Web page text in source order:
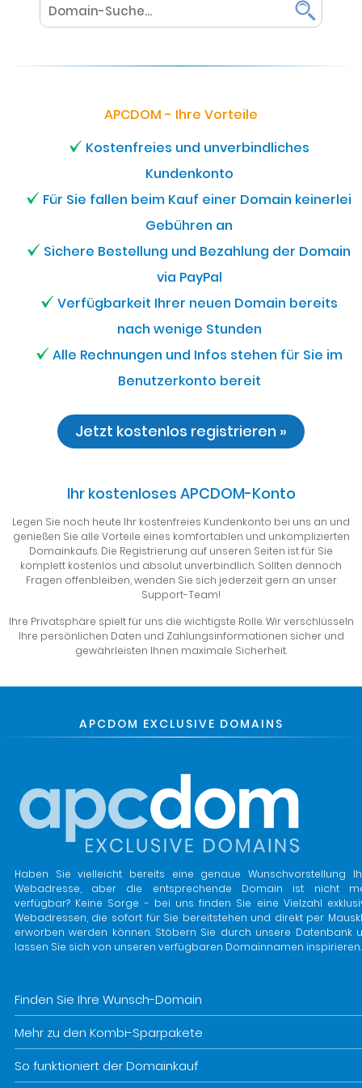
APCDOM - Ihre Vorteile
Kostenfreies und unverbindliches
Kundenkonto
Für Sie fallen beim Kauf einer Domain keinerlei
Gebühren an
Sichere Bestellung und Bezahlung der Domain
via PayPal
Verfügbarkeit Ihrer neuen Domain bereits
nach wenige Stunden
Alle Rechnungen und Infos stehen für Sie im
Benutzerkonto bereit
Jetzt kostenlos registrieren »
Ihr kostenloses APCDOM-Konto
Legen Sie noch heute Ihr kostenfreies Kundenkonto bei uns an und
genießen Sie alle Vorteile eines komfortablen und unkomplizierten
Domainkaufs. Die Registrierung auf unseren Seiten ist für Sie
komplett kostenlos und absolut unverbindlich. Sollten dennoch
Fragen offenbleiben, wenden Sie sich jederzeit gern an unser
Support-Team!
Ihre Privatsphäre spielt für uns die wichtigste Rolle. Wir verschlüsseln
Ihre persönlichen Daten und Zahlungsinformationen sicher und
gewährleisten Ihnen maximale Sicherheit.
APCDOM EXCLUSIVE DOMAINS
Haben Sie vielleicht bereits eine genaue Wunschvorstellung
Webadresse, aber die entsprechende Domain ist nicht
verfügbar? Keine Sorge - bei uns finden Sie eine Vielzahl
Webadressen, die sofort für Sie bereitstehen und direkt per
erworben werden können. Stöbern Sie durch unsere Datenbank
lassen Sie sich von unseren verfügbaren Domainnamen inspirieren.
Finden Sie Ihre Wunsch-Domain
Mehr zu den Kombi-Sparpakete
So funktioniert der Domainkauf